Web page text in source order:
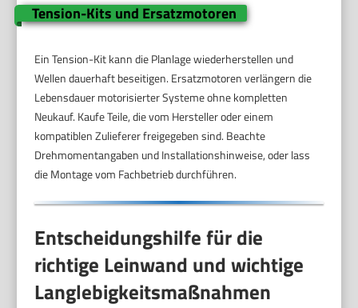
Tension-Kits und Ersatzmotoren
Ein Tension-Kit kann die Planlage wiederherstellen und
Wellen dauerhaft beseitigen. Ersatzmotoren verlängern die
Lebensdauer motorisierter Systeme ohne kompletten
Neukauf. Kaufe Teile, die vom Hersteller oder einem
kompatiblen Zulieferer freigegeben sind. Beachte
Drehmomentangaben und Installationshinweise, oder lass
die Montage vom Fachbetrieb durchführen.
Entscheidungshilfe für die
richtige Leinwand und wichtige
Langlebigkeitsmaßnahmen